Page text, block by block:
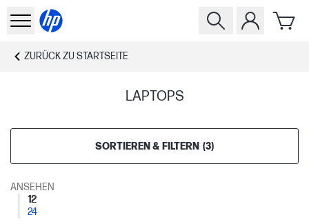
ZURÜCK ZU STARTSEITE
LAPTOPS
SORTIEREN & FILTERN (3)
ANSEHEN
12
24